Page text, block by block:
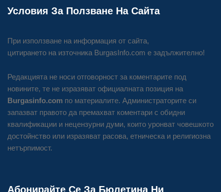
Условия За Ползване На Сайта
При използване на информация от сайта,
цитирането на източника BurgasInfo.com е задължително!
Редакцията не носи отговорност за коментарите под
новините, те не изразяват официалната позиция на
Burgasinfo.com по материалите. Администраторите си
запазват правото да премахват коментари с обидни
квалификации и нецензурни думи, които уронват човешкото
достойнство или изразяват расова, етническа и религиозна
нетърпимост.
Абонирайте Се За Бюлетина Ни